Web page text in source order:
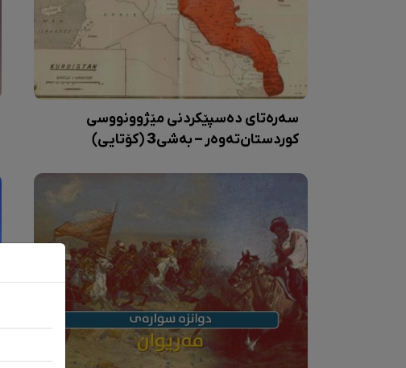
سەرەتای دەسپێکردنی مێژوونووسی
کوردستان‌تەوەر – بەشی3 (کۆتایی)